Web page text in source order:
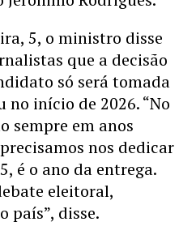
5, o ministro disse
que a decisão
só será tomada
no início de 2026. “No
sempre em anos
nos dedicar
é o ano da entrega.
eleitoral,
país”, disse.